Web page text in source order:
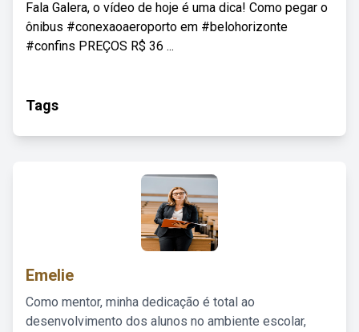
Fala Galera, o vídeo de hoje é uma dica! Como pegar o
ônibus #conexaoaeroporto em #belohorizonte
#confins PREÇOS R$ 36 ...
Tags
Emelie
Como mentor, minha dedicação é total ao
desenvolvimento dos alunos no ambiente escolar,